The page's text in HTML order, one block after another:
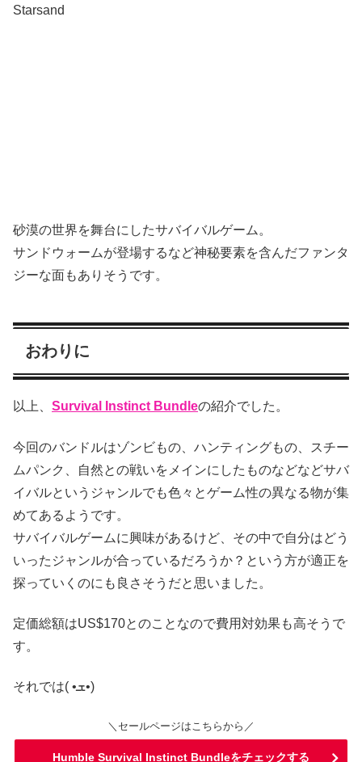
Starsand
砂漠の世界を舞台にしたサバイバルゲーム。
サンドウォームが登場するなど神秘要素を含んだファンタ
ジーな面もありそうです。
おわりに
以上、 Survival Instinct Bundleの紹介でした。
今回のバンドルはゾンビもの、ハンティングもの、スチー
ムパンク、自然との戦いをメインにしたものなどなどサバ
イバルというジャンルでも色々とゲーム性の異なる物が集
めてあるようです。
サバイバルゲームに興味があるけど、その中で自分はどう
いったジャンルが合っているだろうか？という方が適正を
探っていくのにも良さそうだと思いました。
定価総額はUS$170とのことなので費用対効果も高そうで
す。
それでは( •ܫ•)
＼セールページはこちらから／
Humble Survival Instinct Bundleをチェックする